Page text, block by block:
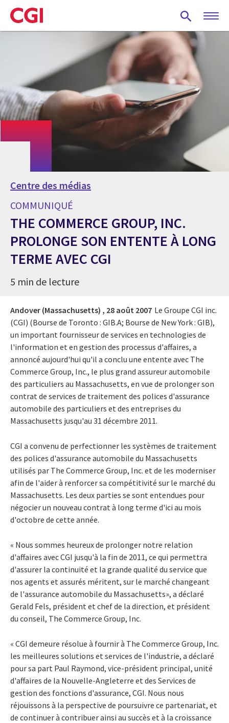
Skip
to
main
Centre des médias
COMMUNIQUÉ
THE COMMERCE GROUP, INC.
PROLONGE SON ENTENTE À LONG
TERME AVEC CGI
5 min de lecture
Andover (Massachusetts) , 28 août 2007 Le Groupe CGI inc.
(CGI) (Bourse de Toronto : GIB.A; Bourse de New York : GIB),
un important fournisseur de services en technologies de
l'information et en gestion des processus d'affaires, a
annoncé aujourd'hui qu'il a conclu une entente avec The
Commerce Group, Inc., le plus grand assureur automobile
des particuliers au Massachusetts, en vue de prolonger son
contrat de services de traitement des polices d'assurance
automobile des particuliers et des entreprises du
Massachusetts jusqu'au 31 décembre 2011.
CGI a convenu de perfectionner les systèmes de traitement
des polices d'assurance automobile du Massachusetts
utilisés par The Commerce Group, Inc. et de les moderniser
afin de l'aider à renforcer sa compétitivité sur le marché du
Massachusetts. Les deux parties se sont entendues pour
négocier un nouveau contrat à long terme d'ici au mois
d'octobre de cette année.
« Nous sommes heureux de prolonger notre relation
d'affaires avec CGI jusqu'à la fin de 2011, ce qui permettra
d'assurer la continuité et la grande qualité du service que
nos agents et assurés méritent, sur le marché changeant
de l'assurance automobile du Massachusetts», a déclaré
Gerald Fels, président et chef de la direction, et président
du conseil, The Commerce Group, Inc.
« CGI demeure résolue à fournir à The Commerce Group, Inc.
les meilleures solutions et services de l'industrie, a déclaré
pour sa part Paul Raymond, vice-président principal, unité
d'affaires de la Nouvelle-Angleterre et des Services de
gestion des fonctions d'assurance, CGI. Nous nous
réjouissons à la perspective de poursuivre ce partenariat, et
de continuer à contribuer ainsi au succès et à la croissance